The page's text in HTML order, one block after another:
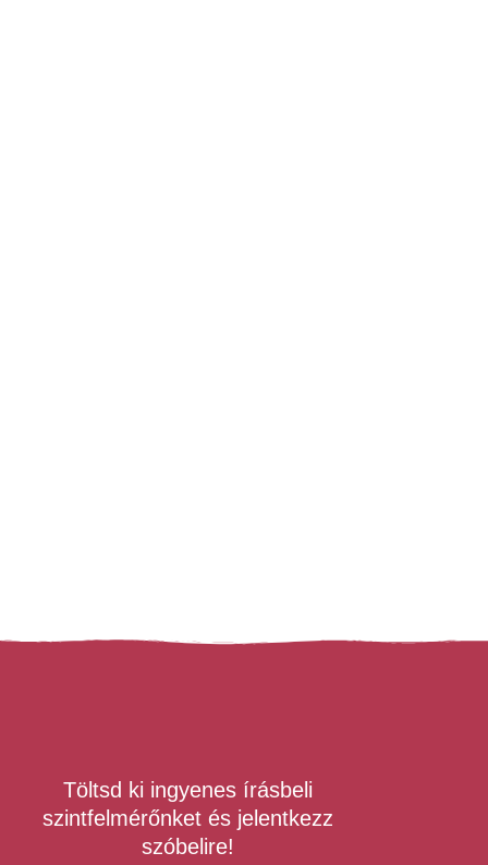
Töltsd ki ingyenes írásbeli
szintfelmérőnket és jelentkezz
szóbelire!